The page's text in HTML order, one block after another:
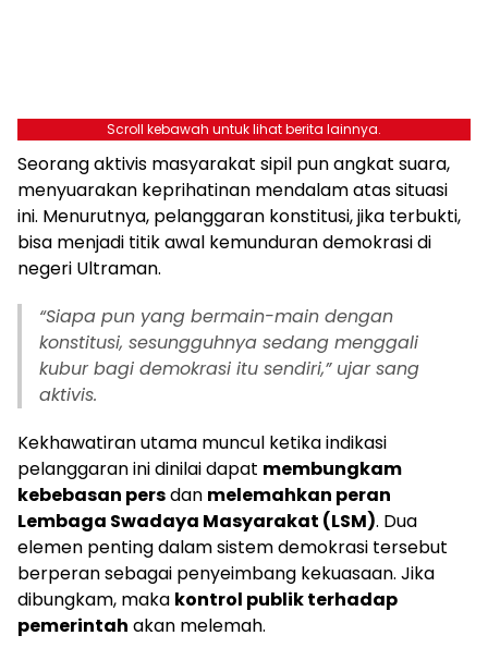
Scroll kebawah untuk lihat berita lainnya.
Seorang aktivis masyarakat sipil pun angkat suara,
menyuarakan keprihatinan mendalam atas situasi
ini. Menurutnya, pelanggaran konstitusi, jika terbukti,
bisa menjadi titik awal kemunduran demokrasi di
negeri Ultraman.
“Siapa pun yang bermain-main dengan
konstitusi, sesungguhnya sedang menggali
kubur bagi demokrasi itu sendiri,” ujar sang
aktivis.
Kekhawatiran utama muncul ketika indikasi
pelanggaran ini dinilai dapat membungkam
kebebasan persdan melemahkan peran
Lembaga Swadaya Masyarakat (LSM). Dua
elemen penting dalam sistem demokrasi tersebut
berperan sebagai penyeimbang kekuasaan. Jika
dibungkam, maka kontrol publik terhadap
pemerintah akan melemah.